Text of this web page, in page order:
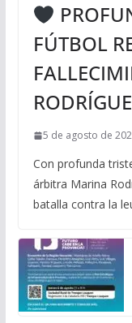
FÚTBOL
5 de agosto de
Con profunda
árbitra Marina
batalla contra la